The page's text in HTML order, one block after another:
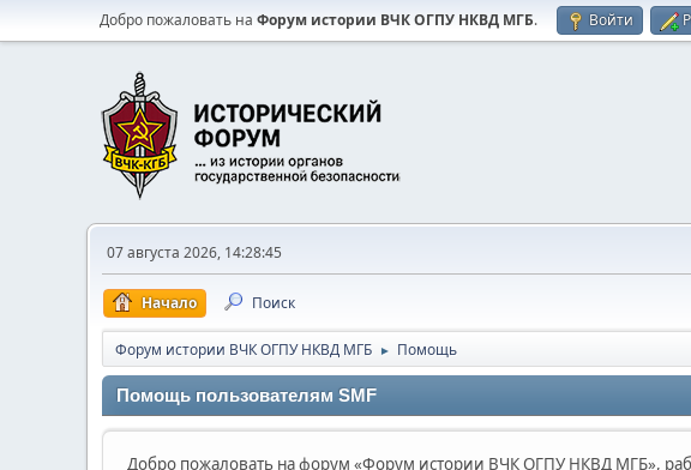
Добро пожаловать на Форум истории ВЧК ОГПУ НКВД МГБ. Войти
07 августа 2026, 14:28:45
Начало Поиск
Форум истории ВЧК ОГПУ НКВД МГБ ► Помощь
Помощь пользователям SMF
Добро пожаловать на форум «Форум истории ВЧК ОГПУ НКВД МГБ»,